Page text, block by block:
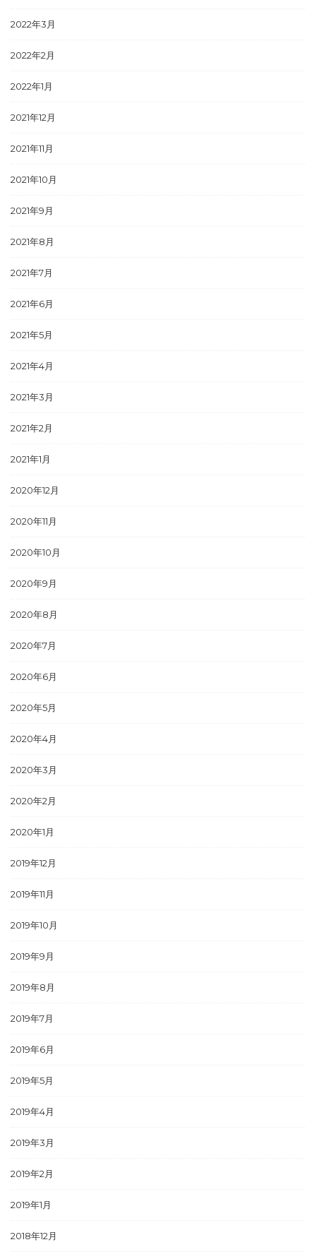
2022年3月
2022年2月
2022年1月
2021年12月
2021年11月
2021年10月
2021年9月
2021年8月
2021年7月
2021年6月
2021年5月
2021年4月
2021年3月
2021年2月
2021年1月
2020年12月
2020年11月
2020年10月
2020年9月
2020年8月
2020年7月
2020年6月
2020年5月
2020年4月
2020年3月
2020年2月
2020年1月
2019年12月
2019年11月
2019年10月
2019年9月
2019年8月
2019年7月
2019年6月
2019年5月
2019年4月
2019年3月
2019年2月
2019年1月
2018年12月